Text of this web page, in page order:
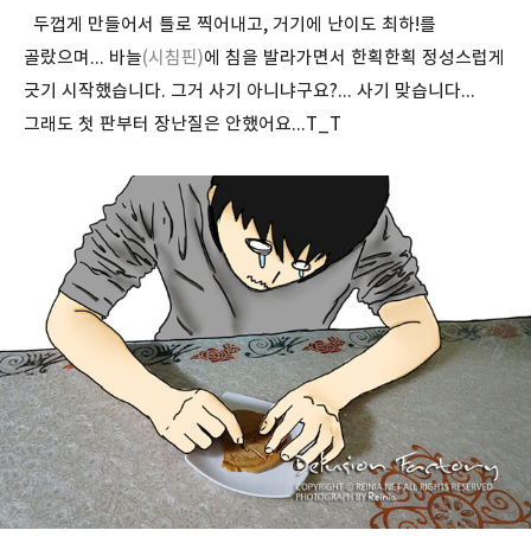
두껍게 만들어서 틀로 찍어내고, 거기에 난이도 최하!를
골랐으며... 바늘(시침핀)에 침을 발라가면서 한획한획 정성스럽게
긋기 시작했습니다. 그거 사기 아니냐구요?... 사기 맞습니다...
그래도 첫 판부터 장난질은 안했어요...T_T